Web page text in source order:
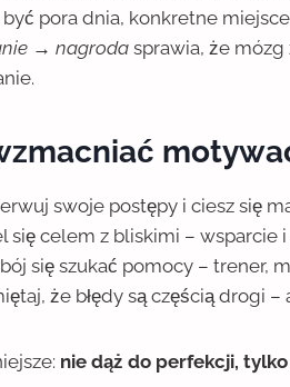
pora dnia, konkretne
→ nagroda sprawia, że
swoje postępy i ciesz się
się celem z bliskimi – wsparcie
się szukać pomocy – trener,
że błędy są częścią drogi –
nie dąż do perfekcji,